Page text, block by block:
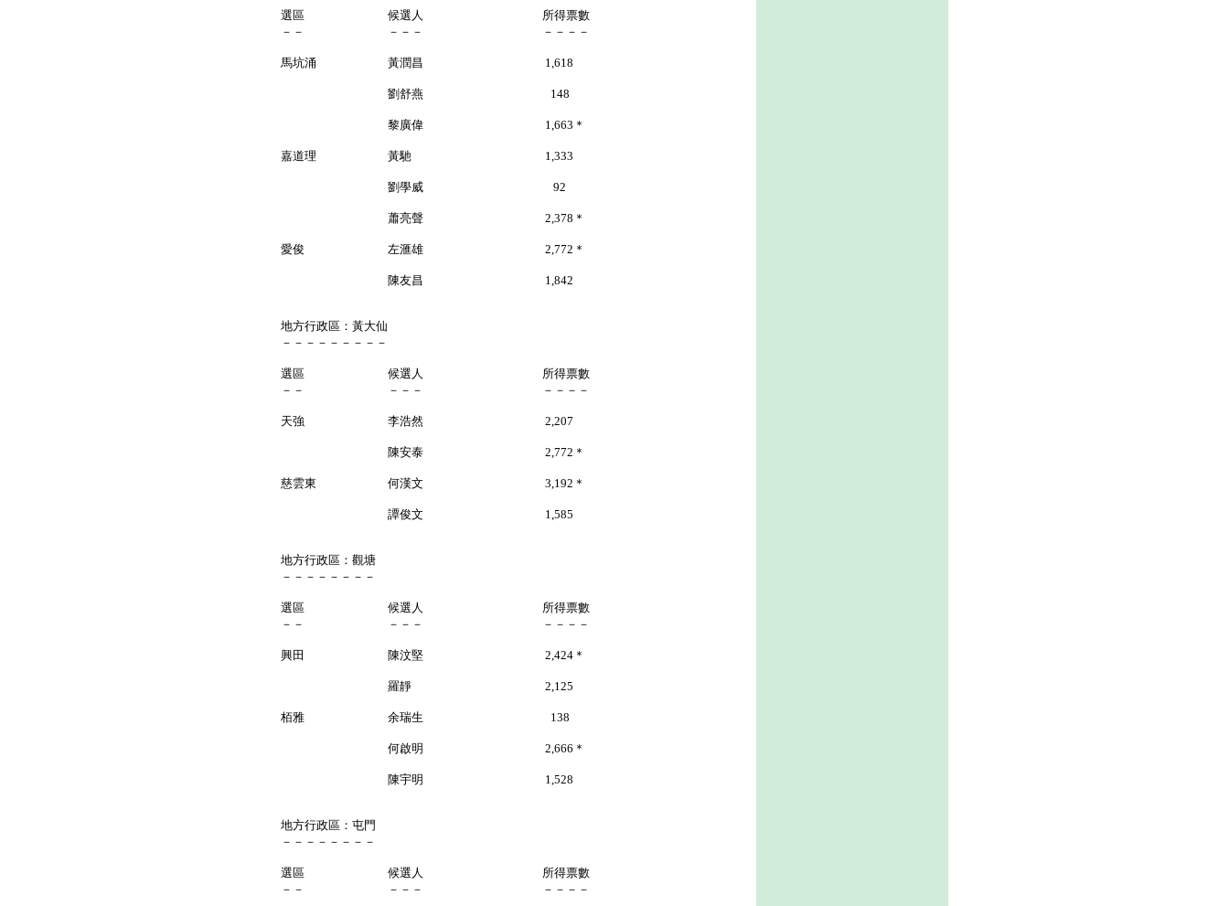
選區 候選人 所得票數
－－ －－－ －－－－
馬坑涌 黃潤昌 1,618
劉舒燕 148
黎廣偉 1,663＊
嘉道理 黃馳 1,333
劉學威 92
蕭亮聲 2,378＊
愛俊 左滙雄 2,772＊
陳友昌 1,842
地方行政區：黃大仙
－－－－－－－－－
選區 候選人 所得票數
－－ －－－ －－－－
天強 李浩然 2,207
陳安泰 2,772＊
慈雲東 何漢文 3,192＊
譚俊文 1,585
地方行政區：觀塘
－－－－－－－－
選區 候選人 所得票數
－－ －－－ －－－－
興田 陳汶堅 2,424＊
羅靜 2,125
栢雅 余瑞生 138
何啟明 2,666＊
陳宇明 1,528
地方行政區：屯門
－－－－－－－－
選區 候選人 所得票數
－－ －－－ －－－－